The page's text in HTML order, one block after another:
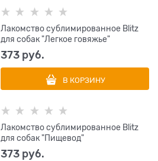
Лакомство сублимированное Blitz
для собак "Легкое говяжье"
373 руб.
В КОРЗИНУ
Лакомство сублимированное Blitz
для собак "Пищевод"
373 руб.